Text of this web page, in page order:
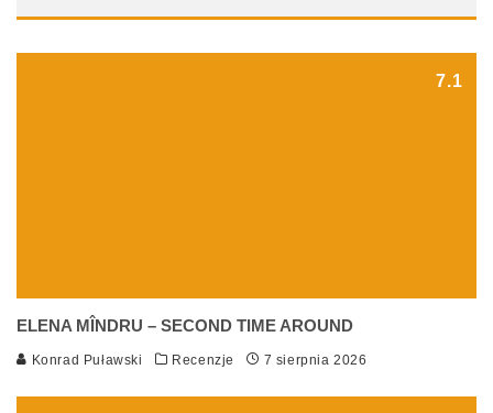
7.1
ELENA MÎNDRU – SECOND TIME AROUND
Konrad Puławski Recenzje 7 sierpnia 2026